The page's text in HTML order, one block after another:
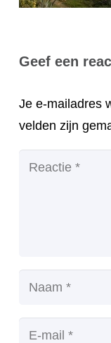
Geef een
Je e-mailadres
velden zijn